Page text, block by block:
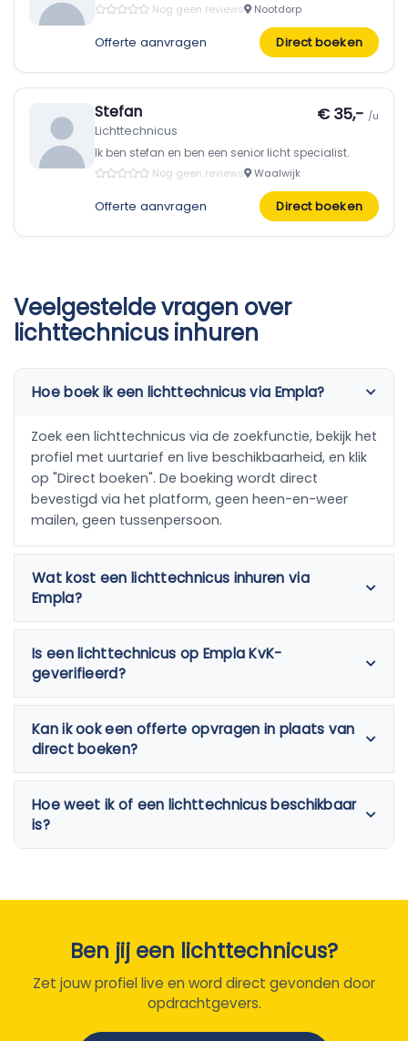
Nog geen reviews Nootdorp
Offerte aanvragen Direct boeken
Stefan
Lichttechnicus
€ 35,- /u
Ik ben stefan en ben een senior licht specialist.
Nog geen reviews Waalwijk
Offerte aanvragen Direct boeken
Veelgestelde vragen over
lichttechnicus inhuren
Hoe boek ik een lichttechnicus via Empla?
Zoek een lichttechnicus via de zoekfunctie, bekijk het
profiel met uurtarief en live beschikbaarheid, en klik
op "Direct boeken". De boeking wordt direct
bevestigd via het platform, geen heen-en-weer
mailen, geen tussenpersoon.
Wat kost een lichttechnicus inhuren via
Empla?
Is een lichttechnicus op Empla KvK-
geverifieerd?
Kan ik ook een offerte opvragen in plaats van
direct boeken?
Hoe weet ik of een lichttechnicus beschikbaar
is?
Ben jij een lichttechnicus?
Zet jouw profiel live en word direct gevonden door
opdrachtgevers.